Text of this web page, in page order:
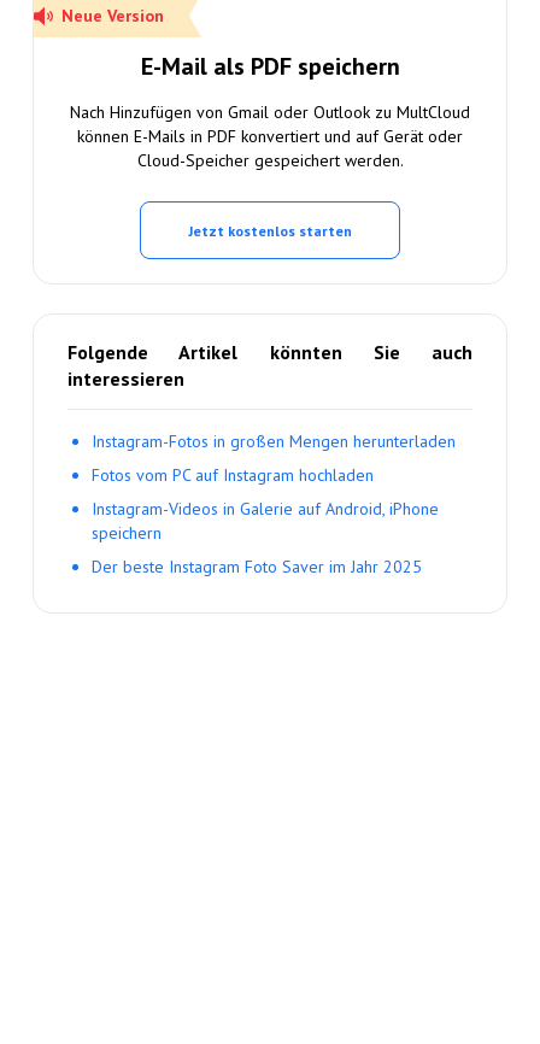
Neue Version
E-Mail als PDF speichern
Nach Hinzufügen von Gmail oder Outlook zu MultCloud
können E-Mails in PDF konvertiert und auf Gerät oder
Cloud-Speicher gespeichert werden.
Jetzt kostenlos starten
Folgende Artikel könnten Sie auch
interessieren
Instagram-Fotos in großen Mengen herunterladen
Fotos vom PC auf Instagram hochladen
Instagram-Videos in Galerie auf Android, iPhone
speichern
Der beste Instagram Foto Saver im Jahr 2025